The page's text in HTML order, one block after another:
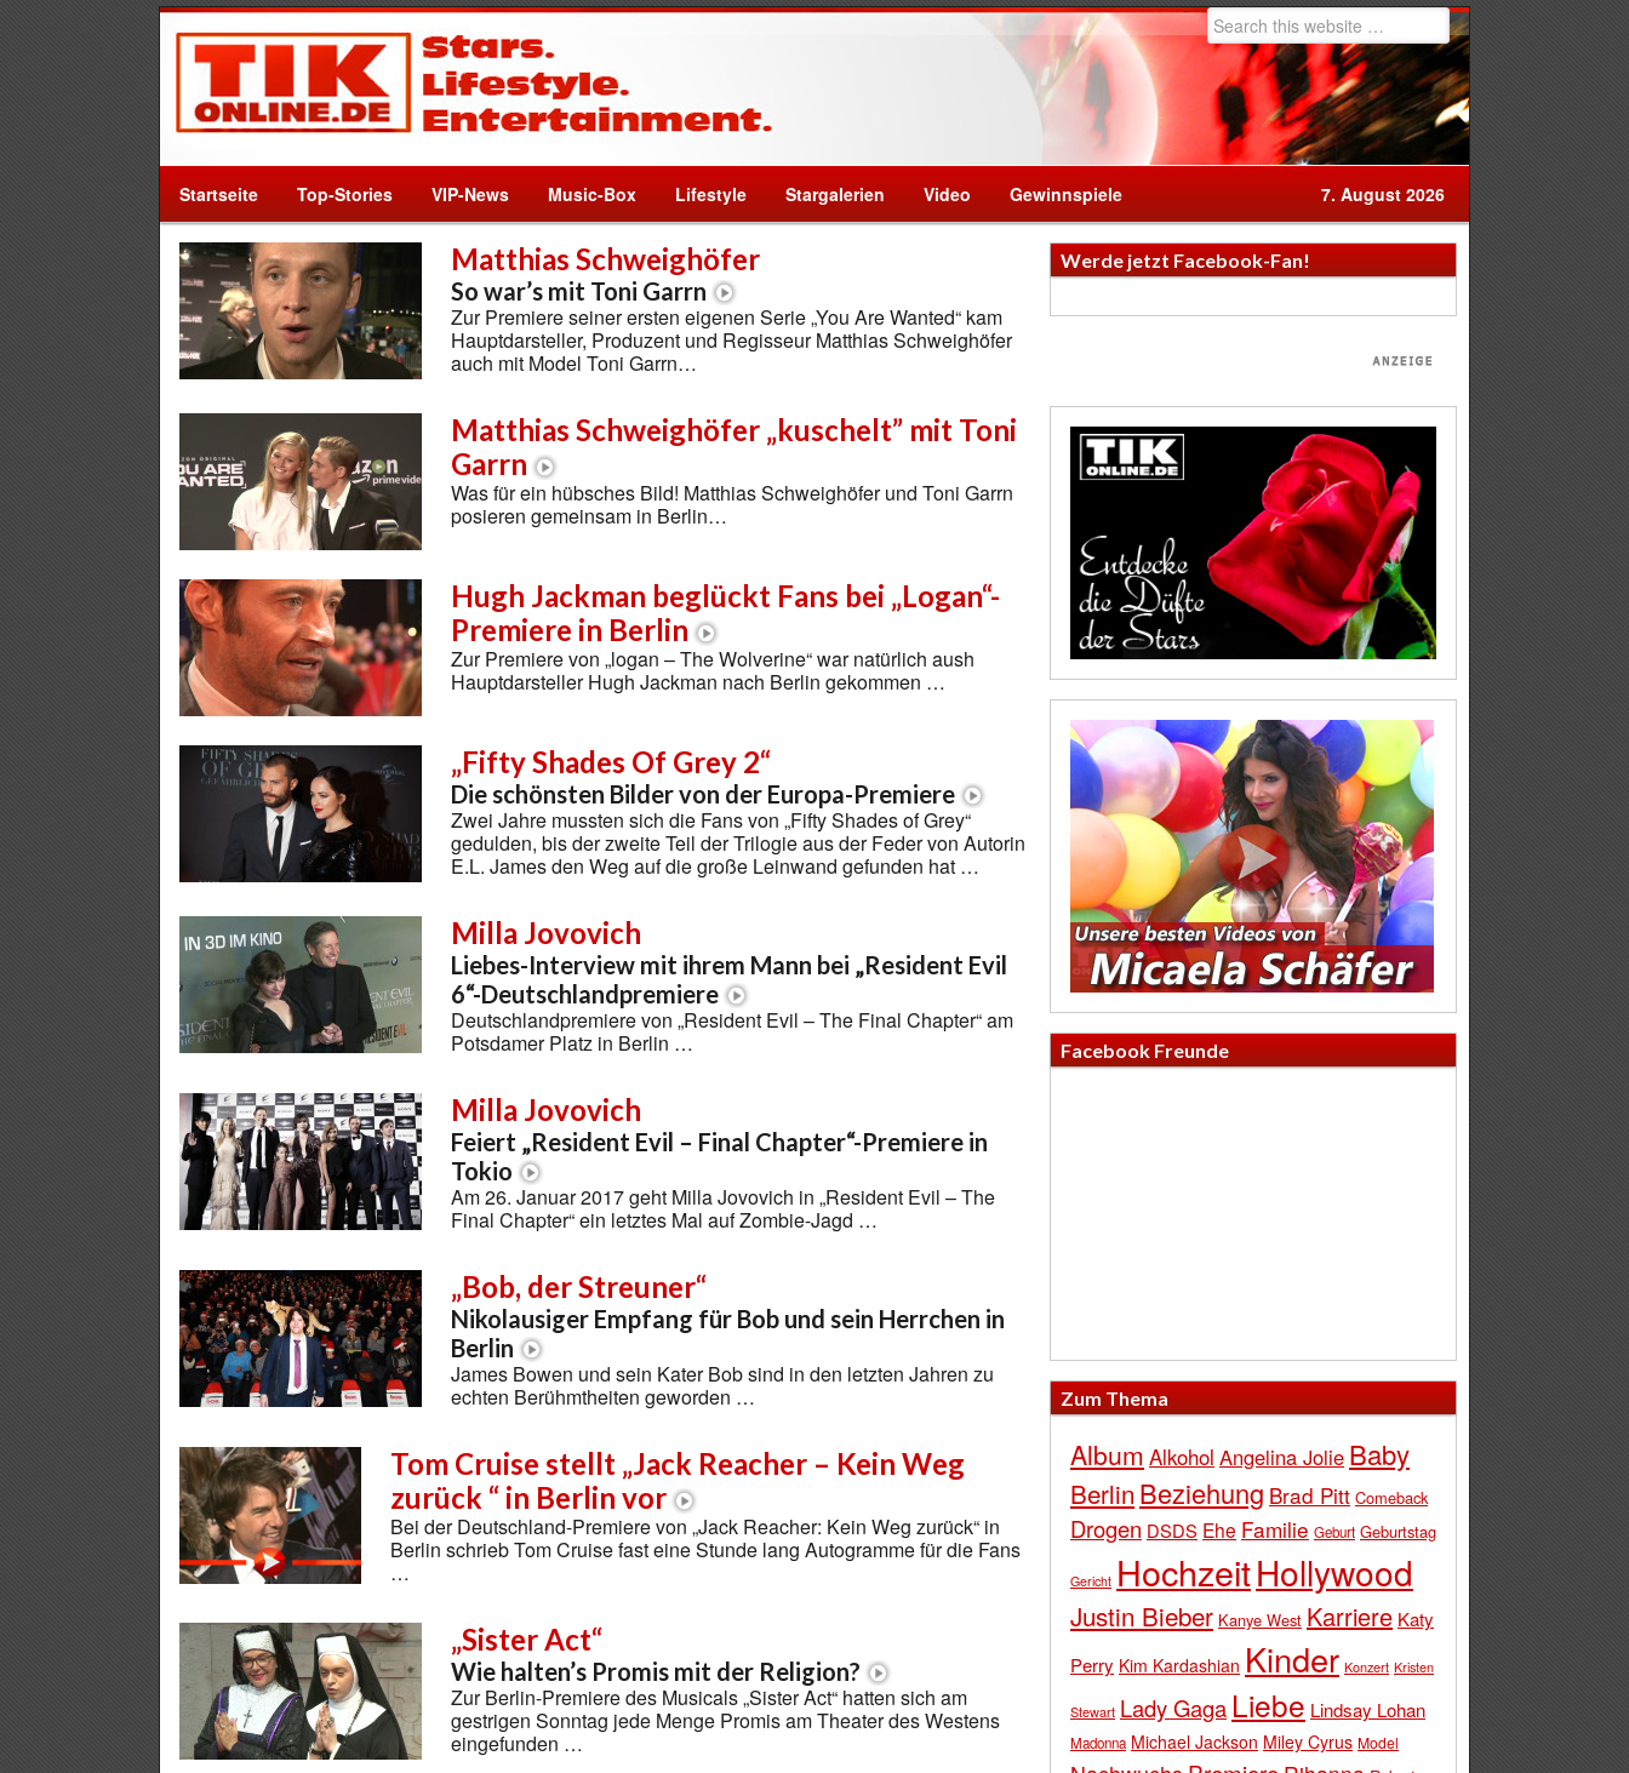
Startseite Top-Stories VIP-News Music-Box Lifestyle Stargalerien Video Gewinnspiele 7. August 2026
Matthias Schweighöfer
So war’s mit Toni Garrn
Zur Premiere seiner ersten eigenen Serie „You Are Wanted“ kam
Hauptdarsteller, Produzent und Regisseur Matthias Schweighöfer
auch mit Model Toni Garrn…
Matthias Schweighöfer „kuschelt” mit Toni
Garrn
Was für ein hübsches Bild! Matthias Schweighöfer und Toni Garrn
posieren gemeinsam in Berlin…
Hugh Jackman beglückt Fans bei „Logan“-
Premiere in Berlin
Zur Premiere von „logan – The Wolverine“ war natürlich aush
Hauptdarsteller Hugh Jackman nach Berlin gekommen …
„Fifty Shades Of Grey 2“
Die schönsten Bilder von der Europa-Premiere
Zwei Jahre mussten sich die Fans von „Fifty Shades of Grey“
gedulden, bis der zweite Teil der Trilogie aus der Feder von Autorin
E.L. James den Weg auf die große Leinwand gefunden hat …
Milla Jovovich
Liebes-Interview mit ihrem Mann bei „Resident Evil
6“-Deutschlandpremiere
Deutschlandpremiere von „Resident Evil – The Final Chapter“ am
Potsdamer Platz in Berlin …
Milla Jovovich
Feiert „Resident Evil – Final Chapter“-Premiere in
Tokio
Am 26. Januar 2017 geht Milla Jovovich in „Resident Evil – The
Final Chapter“ ein letztes Mal auf Zombie-Jagd …
„Bob, der Streuner“
Nikolausiger Empfang für Bob und sein Herrchen in
Berlin
James Bowen und sein Kater Bob sind in den letzten Jahren zu
echten Berühmtheiten geworden …
Tom Cruise stellt „Jack Reacher – Kein Weg
zurück “ in Berlin vor
Bei der Deutschland-Premiere von „Jack Reacher: Kein Weg zurück“ in
Berlin schrieb Tom Cruise fast eine Stunde lang Autogramme für die Fans
…
„Sister Act“
Wie halten’s Promis mit der Religion?
Zur Berlin-Premiere des Musicals „Sister Act“ hatten sich am
gestrigen Sonntag jede Menge Promis am Theater des Westens
eingefunden …
Werde jetzt Facebook-Fan!
Facebook Freunde
Zum Thema
Album Alkohol Angelina Jolie Baby
Berlin Beziehung Brad Pitt Comeback
Drogen DSDS Ehe Familie Geburt Geburtstag
Gericht HochzeitHollywood
Justin Bieber Kanye West Karriere Katy
Perry Kim Kardashian Kinder Konzert Kristen
Stewart Lady Gaga Liebe Lindsay Lohan
Madonna Michael Jackson Miley Cyrus Model